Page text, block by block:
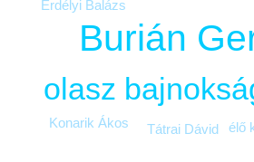
Burián
olasz
Erdélyi Balázs
Konarik Ákos Tátrai Dávid élő